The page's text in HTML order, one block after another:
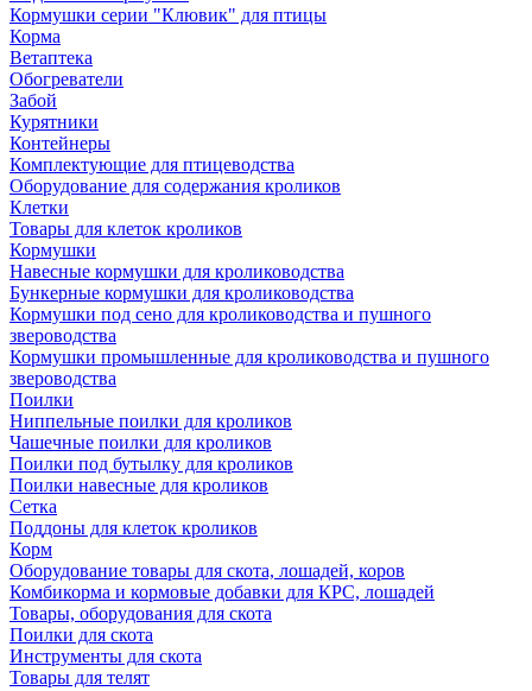
Кормушки серии "Клювик" для птицы
Корма
Ветаптека
Обогреватели
Забой
Курятники
Контейнеры
Комплектующие для птицеводства
Оборудование для содержания кроликов
Клетки
Товары для клеток кроликов
Кормушки
Навесные кормушки для кролиководства
Бункерные кормушки для кролиководства
Кормушки под сено для кролиководства и пушного
звероводства
Кормушки промышленные для кролиководства и пушного
звероводства
Поилки
Ниппельные поилки для кроликов
Чашечные поилки для кроликов
Поилки под бутылку для кроликов
Поилки навесные для кроликов
Сетка
Поддоны для клеток кроликов
Корм
Оборудование товары для скота, лошадей, коров
Комбикорма и кормовые добавки для КРС, лошадей
Товары, оборудования для скота
Поилки для скота
Инструменты для скота
Товары для телят